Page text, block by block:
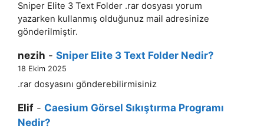
Sniper Elite 3 Text Folder .rar dosyası yorum
yazarken kullanmış olduğunuz mail adresinize
gönderilmiştir.
nezih - Sniper Elite 3 Text Folder Nedir?
18 Ekim 2025
.rar dosyasını gönderebilirmisiniz
Elif - Caesium Görsel Sıkıştırma Programı
Nedir?